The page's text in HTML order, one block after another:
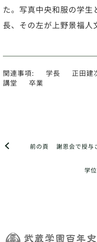
た。写真中央和服の学
長、その左が上野景福人
関連事項: 学長 正田建
講堂
卒業
前の頁 謝恩会で授与
学